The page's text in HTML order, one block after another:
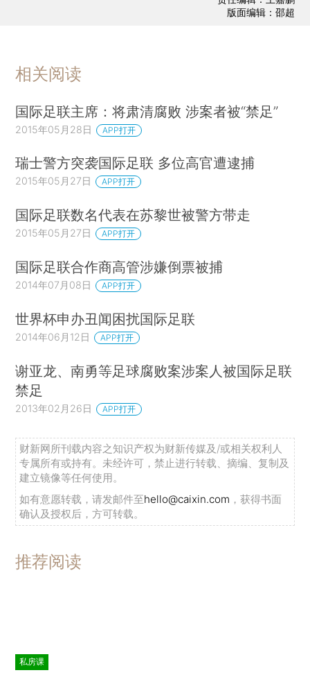
版面编辑：邵超
相关阅读
国际足联主席：将肃清腐败 涉案者被“禁足”
2015年05月28日 APP打开
瑞士警方突袭国际足联 多位高官遭逮捕
2015年05月27日 APP打开
国际足联数名代表在苏黎世被警方带走
2015年05月27日 APP打开
国际足联合作商高管涉嫌倒票被捕
2014年07月08日 APP打开
世界杯申办丑闻困扰国际足联
2014年06月12日 APP打开
谢亚龙、南勇等足球腐败案涉案人被国际足联
禁足
2013年02月26日 APP打开
财新网所刊载内容之知识产权为财新传媒及/或相关权利人
专属所有或持有。未经许可，禁止进行转载、摘编、复制及
建立镜像等任何使用。
如有意愿转载，请发邮件至hello@caixin.com ，获得书面
确认及授权后，方可转载。
推荐阅读
私房课